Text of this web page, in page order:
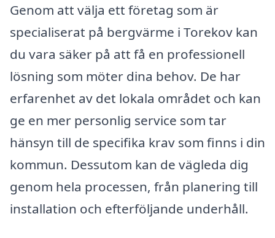
Genom att välja ett företag som är
specialiserat på bergvärme i Torekov kan
du vara säker på att få en professionell
lösning som möter dina behov. De har
erfarenhet av det lokala området och kan
ge en mer personlig service som tar
hänsyn till de specifika krav som finns i din
kommun. Dessutom kan de vägleda dig
genom hela processen, från planering till
installation och efterföljande underhåll.